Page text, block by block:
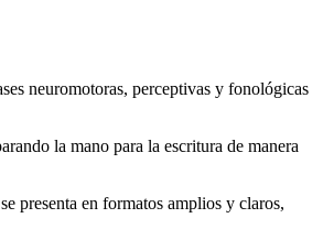
neuromotoras, perceptivas y fonológicas
la mano para la escritura de manera
presenta en formatos amplios y claros,